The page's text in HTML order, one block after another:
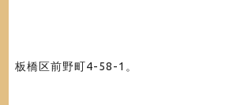
板橋区前野町4-58-1。